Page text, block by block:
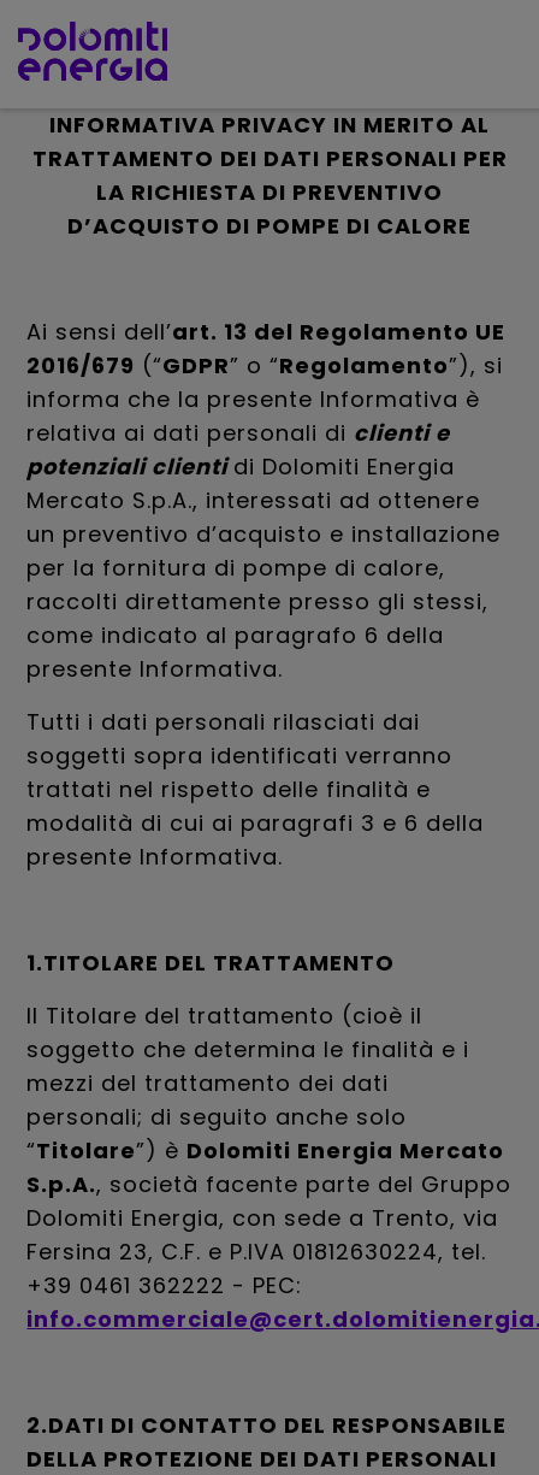
INFORMATIVA PRIVACY IN MERITO AL
TRATTAMENTO DEI DATI PERSONALI PER
LA RICHIESTA DI PREVENTIVO
D’ACQUISTO DI POMPE DI CALORE
Ai sensi dell’art. 13 del Regolamento UE
2016/679 (“GDPR” o “Regolamento”), si
informa che la presente Informativa è
relativa ai dati personali di clienti e
potenziali clientidi Dolomiti Energia
Mercato S.p.A., interessati ad ottenere
un preventivo d’acquisto e installazione
per la fornitura di pompe di calore,
raccolti direttamente presso gli stessi,
come indicato al paragrafo 6 della
presente Informativa.
Tutti i dati personali rilasciati dai
soggetti sopra identificati verranno
trattati nel rispetto delle finalità e
modalità di cui ai paragrafi 3 e 6 della
presente Informativa.
1.TITOLARE DEL TRATTAMENTO
Il Titolare del trattamento (cioè il
soggetto che determina le finalità e i
mezzi del trattamento dei dati
personali; di seguito anche solo
“Titolare”) è Dolomiti Energia Mercato
S.p.A., società facente parte del Gruppo
Dolomiti Energia, con sede a Trento, via
Fersina 23, C.F. e P.IVA 01812630224, tel.
+39 0461 362222 - PEC:
2.DATI DI CONTATTO DEL RESPONSABILE
DELLA PROTEZIONE DEI DATI PERSONALI